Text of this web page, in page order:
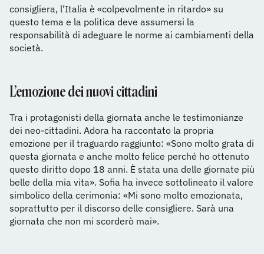
consigliera, l’Italia è «colpevolmente in ritardo» su
questo tema e la politica deve assumersi la
responsabilità di adeguare le norme ai cambiamenti della
società.
L’emozione dei nuovi cittadini
Tra i protagonisti della giornata anche le testimonianze
dei neo-cittadini. Adora ha raccontato la propria
emozione per il traguardo raggiunto: «Sono molto grata di
questa giornata e anche molto felice perché ho ottenuto
questo diritto dopo 18 anni. È stata una delle giornate più
belle della mia vita». Sofia ha invece sottolineato il valore
simbolico della cerimonia: «Mi sono molto emozionata,
soprattutto per il discorso delle consigliere. Sarà una
giornata che non mi scorderò mai».